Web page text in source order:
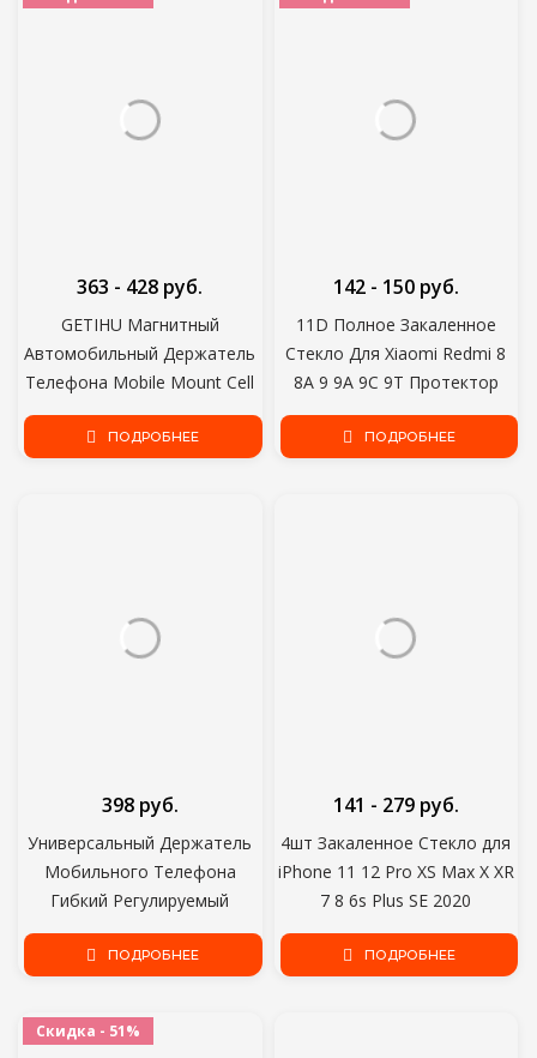
GETIHU Магнитный
Автомобильный Держатель
Телефона Mobile Mount Cell
Stand Смартфон GPS
Поддержка iPhone 12 Pro 8
363 - 428 руб.
ПОДРОБНЕЕ
11D Полное Закаленное
Стекло Для Xiaomi Redmi 8
8A 9 9A 9C 9T Протектор
Экрана Redmi Note 8 9 Pro
Max 8T 9T 9S Защитная
142 - 150 руб.
ПОДРОБНЕЕ
Универсальный Держатель
Мобильного Телефона
Гибкий Регулируемый
Держатель Мобильного
Телефона Клип Ленивая
Настольный Кронштейн
Подставка Для Смартфона
398 руб.
ПОДРОБНЕЕ
4шт Закаленное Стекло для
iPhone 11 12 Pro XS Max X XR
7 8 6s Plus SE 2020
Протектор Экрана Для
iPhone 12 Mini 11 Pro Max
141 - 279 руб.
ПОДРОБНЕЕ
Скидка - 51%